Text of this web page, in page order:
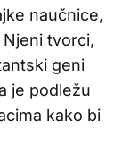
naučnice,
tvorci,
geni
je podležu
kako bi